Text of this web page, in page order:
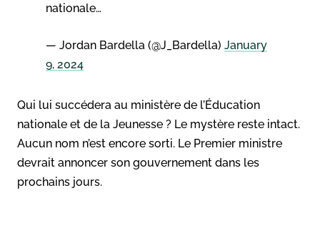
nationale…
— Jordan Bardella (@J_Bardella) January
9, 2024
Qui lui succédera au ministère de l’Éducation
nationale et de la Jeunesse ? Le mystère reste intact.
Aucun nom n’est encore sorti. Le Premier ministre
devrait annoncer son gouvernement dans les
prochains jours.